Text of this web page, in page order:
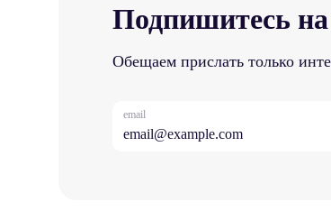
Подпишитесь
Обещаем прислать только
email